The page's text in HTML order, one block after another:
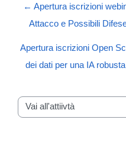
← Apertura iscrizioni
Attacco e Possibili
Apertura iscrizioni Open
dei dati per una IA
Vai all'attiivtà